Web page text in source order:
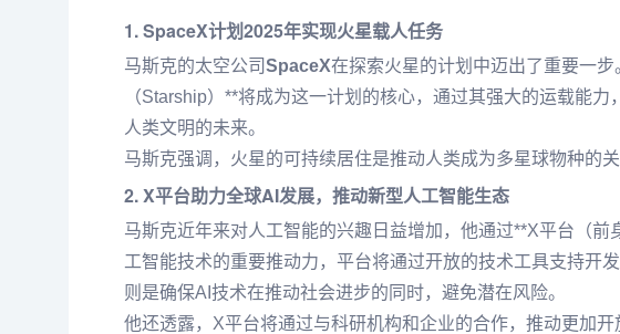
1. SpaceX计划2025年实现火星载人任务
马斯克的太空公司 SpaceX在探索火星的计划中迈出了重要一
（Starship）**将成为这一计划的核心，通过其强大的运载能
人类文明的未来。
马斯克强调，火星的可持续居住是推动人类成为多星球物种的
2. X平台助力全球AI发展，推动新型人工智能生态
马斯克近年来对人工智能的兴趣日益增加，他通过**X平台（
工智能技术的重要推动力，平台将通过开放的技术工具支持开
则是确保AI技术在推动社会进步的同时，避免潜在风险。
他还透露，X平台将通过与科研机构和企业的合作，推动更加